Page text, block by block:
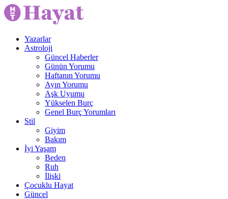
Yazarlar
Astroloji
Güncel Haberler
Günün Yorumu
Haftanın Yorumu
Ayın Yorumu
Aşk Uyumu
Yükselen Burç
Genel Burç Yorumları
Stil
Giyim
Bakım
İyi Yaşam
Beden
Ruh
İlişki
Çocuklu Hayat
Güncel